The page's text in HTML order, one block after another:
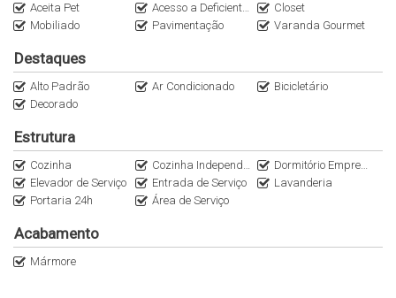
A Imobiliária Italiana Imóveis é especialista em apartamentos de
Paulo. Entre em contato através do nosso WhatsApp
(11)95116.2558. Encontre outras oportunidades no nosso
Instagram @Italianaconsultoria.
Localização Privilegiada, e diversas comodidades de Morar na
Vila Nova Conceição, um dos melhores bairros, Ruas planas,
arborização e alta gastronomia.
Para mais informações, contate-nos
Anuncie seu imóvel conosco
Aceita Pet Acesso a Deficientes
Closet
Mobiliado
Pavimentação Varanda Gourmet
Destaques
Alto Padrão Ar Condicionado
Bicicletário
Decorado
Estrutura
Cozinha Cozinha Independente
Dormitório Empregada
Elevador de Serviço
Entrada de Serviço
Lavanderia
Portaria 24h
Área de Serviço
Acabamento
Mármore